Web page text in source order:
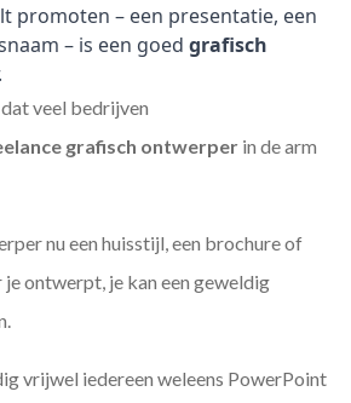
promoten – een presentatie, een
– is een goed grafisch
veel bedrijven
grafisch ontwerper in de arm
nu een huisstijl, een brochure of
ontwerpt, je kan een geweldig
vrijwel iedereen weleens PowerPoint